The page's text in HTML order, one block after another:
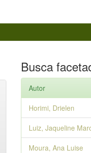
Busca
Autor
Horimi, Drielen
Luiz, Jaqueline
Moura, Ana Luise